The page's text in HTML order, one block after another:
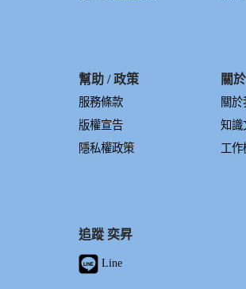
幫助 / 政策
服務條款
版權宣告
隱私權政策
關
關於
知識
工作
追蹤 奕昇
Line